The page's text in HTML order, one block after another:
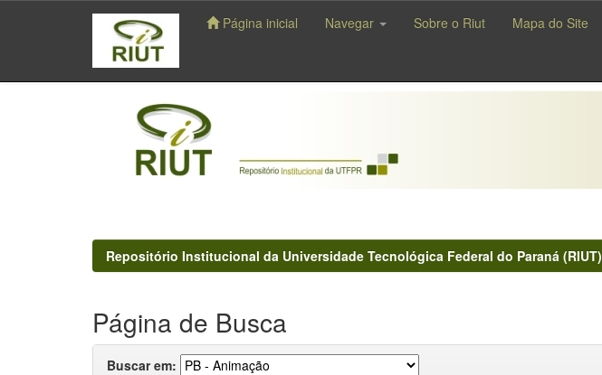
navigation
Página inicial Navegar Sobre o Riut Mapa do Site
Repositório Institucional da Universidade Tecnológica Federal do Paraná (RIUT)
Página de Busca
Buscar em: